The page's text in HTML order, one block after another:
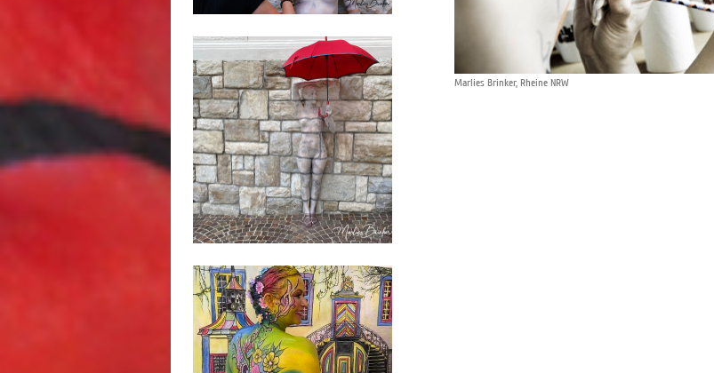
Marlies Brinker, Rheine NRW